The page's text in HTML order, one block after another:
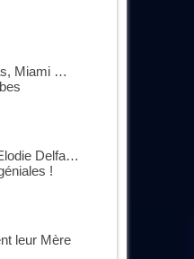
Miami …
Delfa…
!
leur Mère